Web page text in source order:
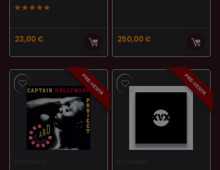
★★★★★
23,00€ 250,00€
PRE-VENTA PRE-VENTA